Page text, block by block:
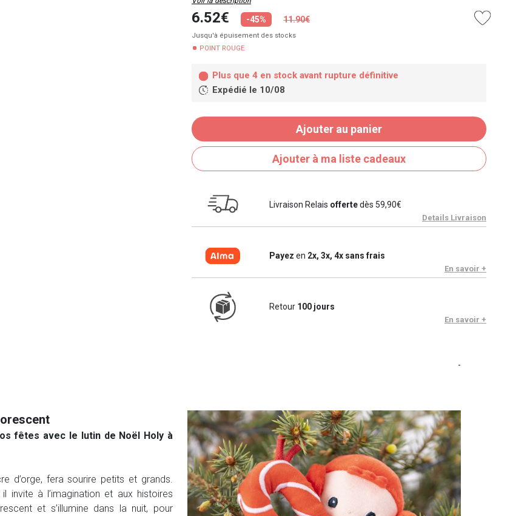
6.52€ -45% 11.90€
Jusqu'à épuisement des stocks
POINT ROUGE
Plus que 4 en stock avant rupture définitive
Expédié le 10/08
Ajouter au panier
Ajouter à ma liste cadeaux
Livraison Relais offertedès 59,90€
Details Livraison
Payez en 2x, 3x, 4x sans frais
En savoir +
Retour 100 jours
En savoir +
-
fêtes avec le lutin de Noël Holy à
d’orge, fera sourire petits et grands.
invite à l’imagination et aux histoires
et s’illumine dans la nuit, pour